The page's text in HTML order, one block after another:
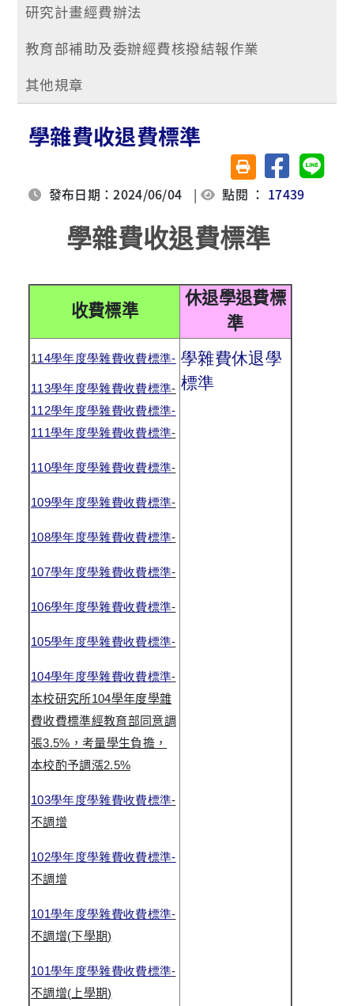
研究計畫經費辦法
教育部補助及委辦經費核撥結報作業
其他規章
學雜費收退費標準
友善列印(另開視窗)
分享至臉書分享
發布日期：2024/06/04 | 點閱 ： 17439
學雜費收退費標準
收費標準
休退學退費標
準
114學年度學雜費收費標準-
113學年度學雜費收費標準-
112學年度學雜費收費標準-
111學年度學雜費收費標準-
110學年度學雜費收費標準-
109學年度學雜費收費標準-
108學年度學雜費收費標準-
107學年度學雜費收費標準-
106學年度學雜費收費標準-
105學年度學雜費收費標準-
104學年度學雜費收費標準-
本校研究所104學年度學雜
費收費標準經教育部同意調
張3.5% ，考量學生負擔，
本校酌予調漲2.5%
103學年度學雜費收費標準-
不調增
102學年度學雜費收費標準-
不調增
101學年度學雜費收費標準-
不調增(下學期)
101學年度學雜費收費標準-
不調增( 上學期)
學雜費休退學
標準